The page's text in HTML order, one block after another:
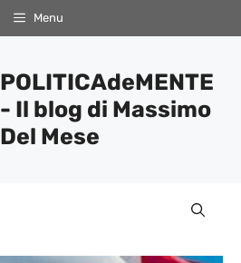
Menu
POLITICAdeMENTE
- Il blog di Massimo
Del Mese